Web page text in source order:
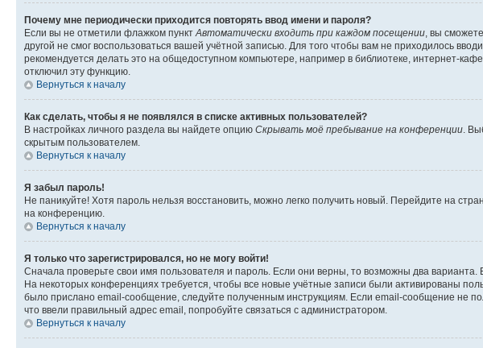
Почему мне периодически приходится повторять ввод имени и пароля?
Если вы не отметили флажком пункт Автоматически входить при каждом посещении , вы
другой не смог воспользоваться вашей учётной записью. Для того чтобы вам не приходилось
рекомендуется делать это на общедоступном компьютере, например в библиотеке, интернет-
отключил эту функцию.
Вернуться к началу
Как сделать, чтобы я не появлялся в списке активных пользователей?
В настройках личного раздела вы найдете опцию Скрывать моё пребывание на конференции .
скрытым пользователем.
Вернуться к началу
Я забыл пароль!
Не паникуйте! Хотя пароль нельзя восстановить, можно легко получить новый. Перейдите на
на конференцию.
Вернуться к началу
Я только что зарегистрировался, но не могу войти!
Сначала проверьте свои имя пользователя и пароль. Если они верны, то возможны два
На некоторых конференциях требуется, чтобы все новые учётные записи были активированы
было прислано email-сообщение, следуйте полученным инструкциям. Если email-сообщение не
что ввели правильный адрес email, попробуйте связаться с администратором.
Вернуться к началу